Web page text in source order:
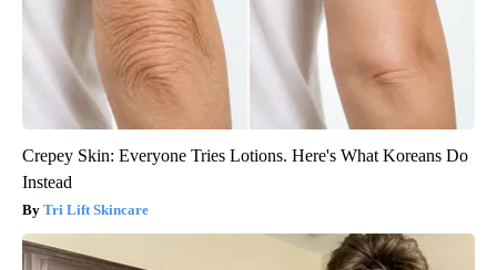
Crepey Skin: Everyone Tries Lotions. Here's What Koreans Do
Instead
Tri Lift Skincare